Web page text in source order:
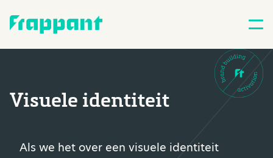
Visuele identiteit
Als we het over een visuele identiteit